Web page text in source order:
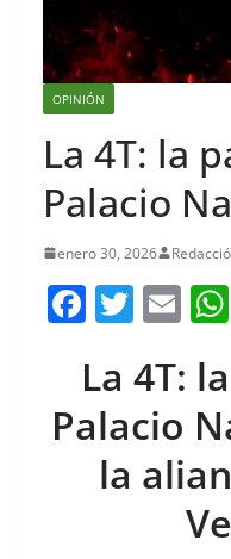
OPINIÓN
La 4T: la
Palacio
enero 30, 2026
F
c
e
b
o
T
itt
er
E
ai
l
La 4T:
Palacio
la